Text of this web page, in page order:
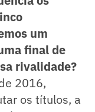
um
final de
rivalidade?
2016,
os títulos, a